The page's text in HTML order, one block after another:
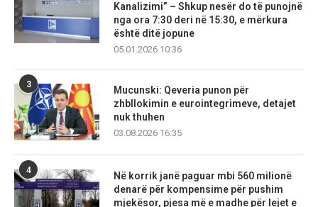
Kanalizimi” – Shkup nesër do të punojnë
nga ora 7:30 deri në 15:30, e mërkura
është ditë jopune
05.01.2026 10:36
3
Mucunski: Qeveria punon për
zhbllokimin e eurointegrimeve, detajet
nuk thuhen
03.08.2026 16:35
4
Në korrik janë paguar mbi 560 milionë
denarë për kompensime për pushim
mjekësor, pjesa më e madhe për lejet e